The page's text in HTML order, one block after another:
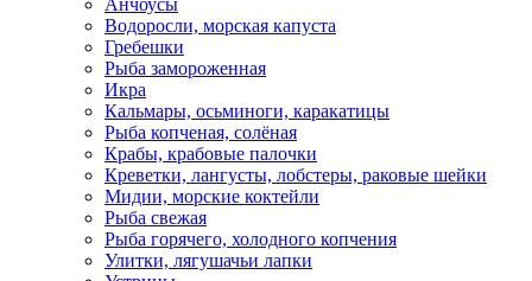
Анчоусы
Водоросли, морская капуста
Гребешки
Рыба замороженная
Икра
Кальмары, осьминоги, каракатицы
Рыба копченая, солёная
Крабы, крабовые палочки
Креветки, лангусты, лобстеры, раковые шейки
Мидии, морские коктейли
Рыба свежая
Рыба горячего, холодного копчения
Улитки, лягушачьи лапки